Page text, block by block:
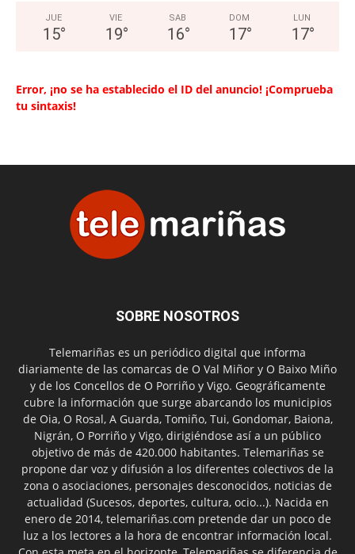
JUE
15°
VIE
19°
SAB
16°
DOM
17°
LUN
17°
Error, ¡no se ha establecido el ID del anuncio! ¡Comprueba
tu sintaxis!
SOBRE NOSOTROS
Telemariñas es un periódico digital que informa
diariamente de las comarcas de O Val Miñor y O Baixo Miño
y de los Concellos de O Porriño y Vigo. Geográficamente
cubre la información que surge abarcando los municipios
de Oia, O Rosal, A Guarda, Tomiño, Tui, Gondomar, Baiona,
Nigrán, O Porriño y Vigo, dirigiéndose así a un público
objetivo de más de 420.000 habitantes. Telemariñas se
propone dar voz y difusión a los diferentes colectivos de la
zona o asociaciones, personajes desconocidos, noticias de
actualidad (Sucesos, deportes, cultura, ocio...). Nacida en
enero de 2014, telemariñas.com pretende dar un poco de
luz a los lectores a la hora de encontrar información local.